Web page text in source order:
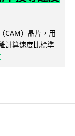
CAM）晶片，用
計算速度比標準